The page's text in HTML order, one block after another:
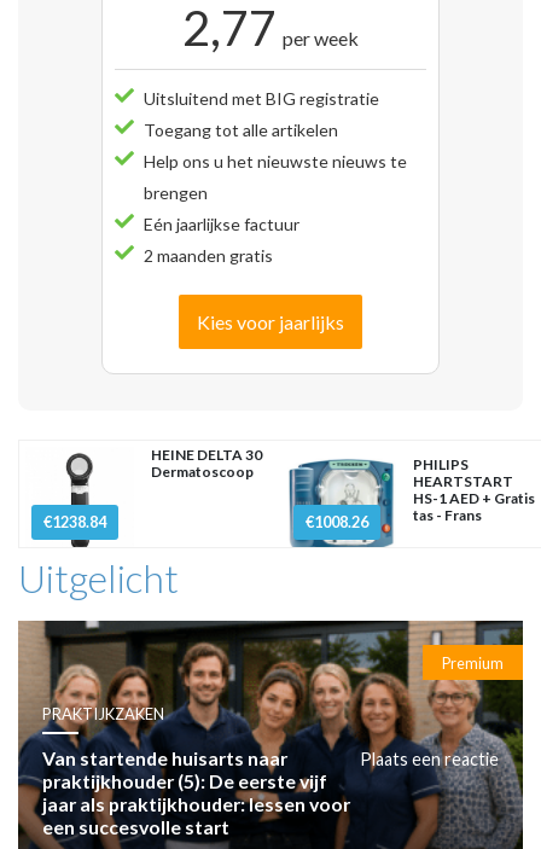
2,77 per week
Uitsluitend met BIG registratie
Toegang tot alle artikelen
Help ons u het nieuwste nieuws te
brengen
Eén jaarlijkse factuur
2 maanden gratis
Kies voor jaarlijks
€1238.84
HEINE DELTA 30
Dermatoscoop
€1008.26
PHILIPS
HEARTSTART
HS-1 AED + Gratis
tas - Frans
Uitgelicht
Premium
PRAKTIJKZAKEN
Van startende huisarts naar
praktijkhouder (5): De eerste vijf
jaar als praktijkhouder: lessen voor
een succesvolle start
Plaats een reactie